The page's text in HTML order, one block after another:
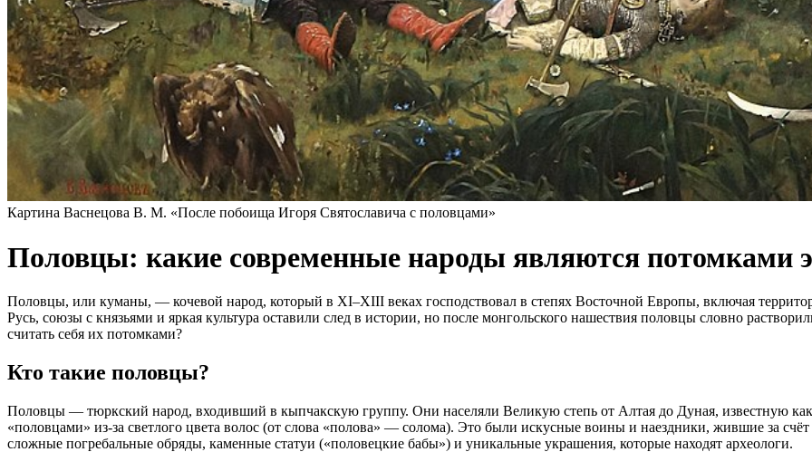
Картина Васнецова В. М. «После побоища Игоря Святославича с половцами»
Половцы: какие современные народы являются потомками
Половцы, или куманы, — кочевой народ, который в XI–XIII веках господствовал в степях Восточной Европы, включая
Русь, союзы с князьями и яркая культура оставили след в истории, но после монгольского нашествия половцы словно
считать себя их потомками?
Кто такие половцы?
Половцы — тюркский народ, входивший в кыпчакскую группу. Они населяли Великую степь от Алтая до Дуная, известную
«половцами» из-за светлого цвета волос (от слова «полова» — солома). Это были искусные воины и наездники, жившие за счёт
сложные погребальные обряды, каменные статуи («половецкие бабы») и уникальные украшения, которые находят археологи.